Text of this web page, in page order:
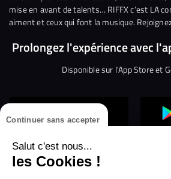
Continuer sans accepter
Salut c'est nous...
les Cookies !
mise en avant de talents… RIFFX c’est LA
aiment et ceux qui font la musique.
Prolongez l'expérience avec
Disponible sur l'App Store et